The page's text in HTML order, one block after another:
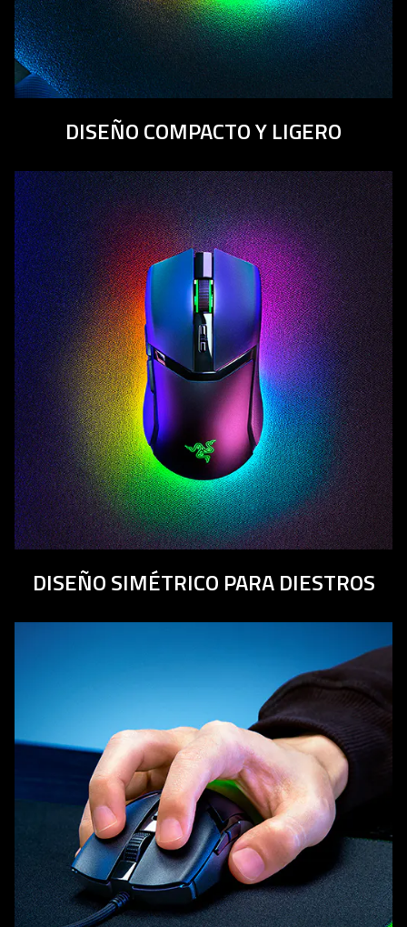
DISEÑO COMPACTO Y LIGERO
DISEÑO SIMÉTRICO PARA DIESTROS